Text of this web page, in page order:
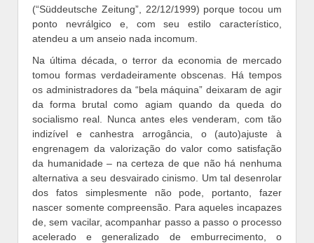
(“Süddeutsche Zeitung”, 22/12/1999) porque tocou um
ponto nevrálgico e, com seu estilo característico,
atendeu a um anseio nada incomum.
Na última década, o terror da economia de mercado
tomou formas verdadeiramente obscenas. Há tempos
os administradores da “bela máquina” deixaram de agir
da forma brutal como agiam quando da queda do
socialismo real. Nunca antes eles venderam, com tão
indizível e canhestra arrogância, o (auto)ajuste à
engrenagem da valorização do valor como satisfação
da humanidade – na certeza de que não há nenhuma
alternativa a seu desvairado cinismo. Um tal desenrolar
dos fatos simplesmente não pode, portanto, fazer
nascer somente compreensão. Para aqueles incapazes
de, sem vacilar, acompanhar passo a passo o processo
acelerado e generalizado de emburrecimento, o